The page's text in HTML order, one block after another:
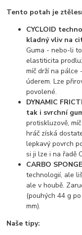
Tento potah je
CYCLOID
kladný vliv na
Guma - nebo-li
elastiticita
míč drží na
úderem. Lze
povolené.
DYNAMIC
tak i svrchní
protiskluzově,
hráč získá
lepkavý povrch
si ji lze i na řadě
CARBO
technologií, ale
ale v houbě.
(pouhých 44 g
mm).
Naše tipy: